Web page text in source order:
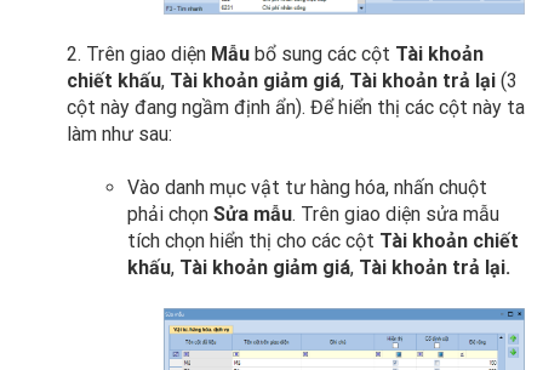
2. Trên giao diện Mẫu bổ sung các cột Tài khoản
chiết khấu, Tài khoản giảm giá, Tài khoản trả lại (3
cột này đang ngầm định ẩn). Để hiển thị các cột này ta
làm như sau:
Vào danh mục vật tư hàng hóa, nhấn chuột
phải chọn Sửa mẫu. Trên giao diện sửa mẫu
tích chọn hiển thị cho các cột Tài khoản chiết
khấu, Tài khoản giảm giá, Tài khoản trả lại.